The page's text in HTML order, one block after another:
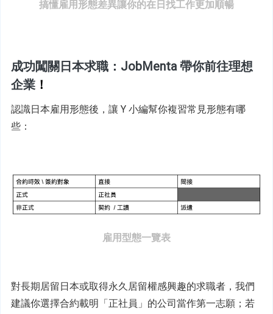
搞懂雇用形態差異讓你的在日找工作更加順暢
成功闖關日本求職：JobMenta 帶你前往理想
企業 ！
認識日本雇用形態後，讓 Y 小編幫你複習常見形態有哪
些：
雇用型態一覽表
對長期居留日本或取得永久居留權感興趣的求職者，我們
建議你選擇合約載明「正社員」的公司當作第一志願；若